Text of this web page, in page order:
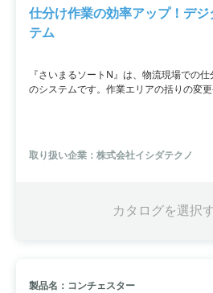
仕分け作業の効率アップ！デ
テム
『さいまるソートN』は、物流現場での
のシステムです。作業エリアの括りの変
員配置の変更が容易に可能です。さらに
短時間で行え、作業現場の改善がスムー
ッチパネル、タブレットなどを活用した
環境を構築することもできます。
取り扱い企業：株式会社イシダテクノ
カタログを選択
製品名：コンチェスター